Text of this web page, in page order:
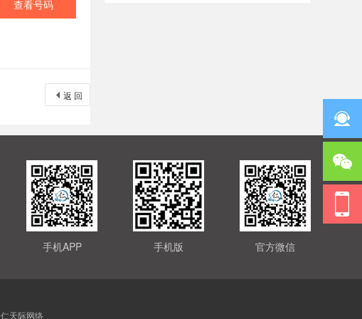
查看号码
返 回
官方微信
手机版
手机APP
仁天际网络